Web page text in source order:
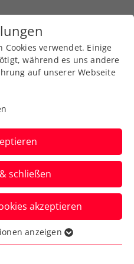
in
Mur
2025,
für dieses
nennen.
verwendet. Einige
während es uns andere
auf unserer Webseite
schließen
akzeptieren
grundlegende
anzeigen